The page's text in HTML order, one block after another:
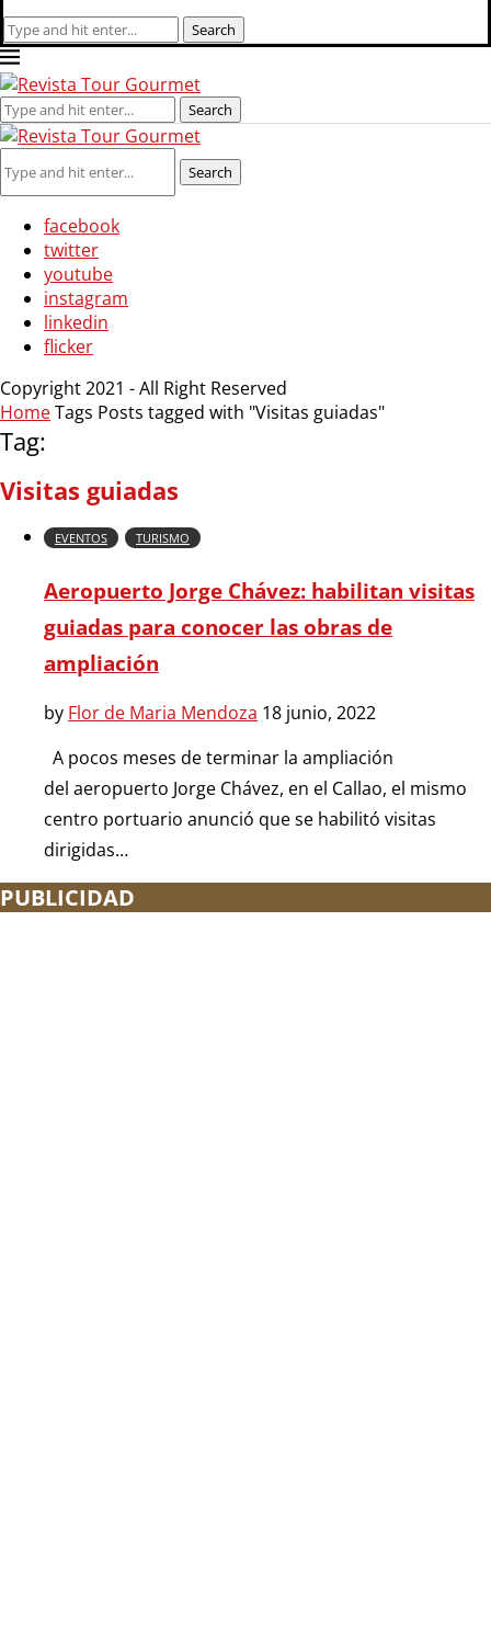
Search
facebook
twitter
youtube
instagram
linkedin
flicker
Copyright 2021 - All Right Reserved
HomeTags Posts tagged with "Visitas guiadas"
Tag:
Visitas guiadas
EVENTOS TURISMO
Aeropuerto Jorge Chávez: habilitan visitas
guiadas para conocer las obras de
ampliación
by Flor de Maria Mendoza 18 junio, 2022
A pocos meses de terminar la ampliación
del aeropuerto Jorge Chávez, en el Callao, el mismo
centro portuario anunció que se habilitó visitas
dirigidas…
PUBLICIDAD